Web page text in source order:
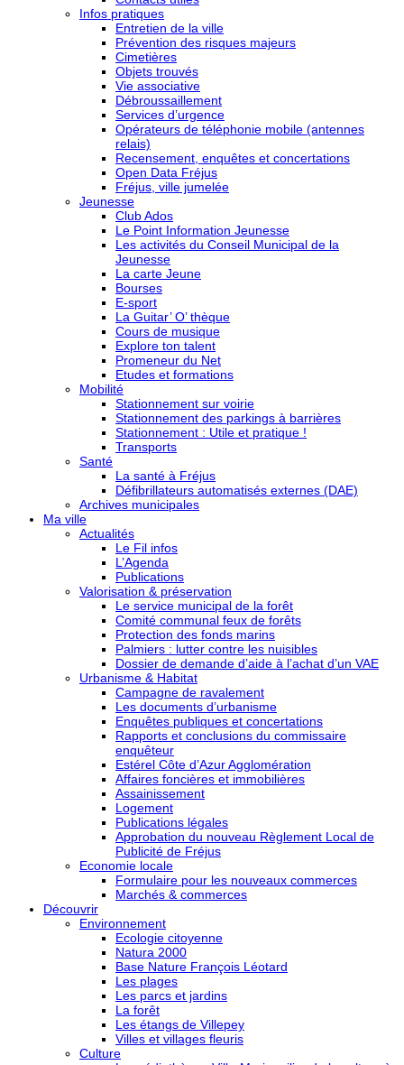
Infos pratiques
Entretien de la ville
Prévention des risques majeurs
Cimetières
Objets trouvés
Vie associative
Débroussaillement
Services d’urgence
Opérateurs de téléphonie mobile (antennes
relais)
Recensement, enquêtes et concertations
Open Data Fréjus
Fréjus, ville jumelée
Jeunesse
Club Ados
Le Point Information Jeunesse
Les activités du Conseil Municipal de la
Jeunesse
La carte Jeune
Bourses
E-sport
La Guitar’ O’ thèque
Cours de musique
Explore ton talent
Promeneur du Net
Etudes et formations
Mobilité
Stationnement sur voirie
Stationnement des parkings à barrières
Stationnement : Utile et pratique !
Transports
Santé
La santé à Fréjus
Défibrillateurs automatisés externes (DAE)
Archives municipales
Ma ville
Actualités
Le Fil infos
L’Agenda
Publications
Valorisation & préservation
Le service municipal de la forêt
Comité communal feux de forêts
Protection des fonds marins
Palmiers : lutter contre les nuisibles
Dossier de demande d’aide à l’achat d’un VAE
Urbanisme & Habitat
Campagne de ravalement
Les documents d’urbanisme
Enquêtes publiques et concertations
Rapports et conclusions du commissaire
enquêteur
Estérel Côte d’Azur Agglomération
Affaires foncières et immobilières
Assainissement
Logement
Publications légales
Approbation du nouveau Règlement Local de
Publicité de Fréjus
Economie locale
Formulaire pour les nouveaux commerces
Marchés & commerces
Découvrir
Environnement
Ecologie citoyenne
Natura 2000
Base Nature François Léotard
Les plages
Les parcs et jardins
La forêt
Les étangs de Villepey
Villes et villages fleuris
Culture